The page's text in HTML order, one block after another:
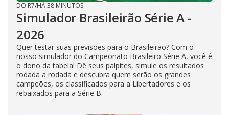
DO R7/HÁ 38 MINUTOS
Simulador Brasileirão Série A -
2026
Quer testar suas previsões para o Brasileirão? Com o
nosso simulador do Campeonato Brasileiro Série A, você é
o dono da tabela! Dê seus palpites, simule os resultados
rodada a rodada e descubra quem serão os grandes
campeões, os classificados para a Libertadores e os
rebaixados para a Série B.